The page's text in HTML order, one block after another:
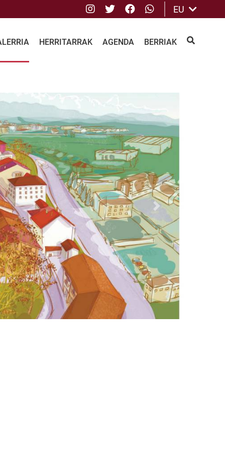
Instagram
TwitterFacebook
whatsApp
EU
HERRITARRAK AGENDA BERRIAK BILATU
Next